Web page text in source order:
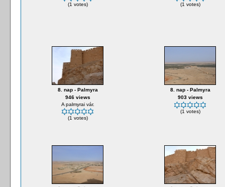
(1 votes) (1 votes)
8. nap - Palmyra
946 views
A palmyrai vár.
(1 votes)
8. nap - Palmyra
903 views
(1 votes)